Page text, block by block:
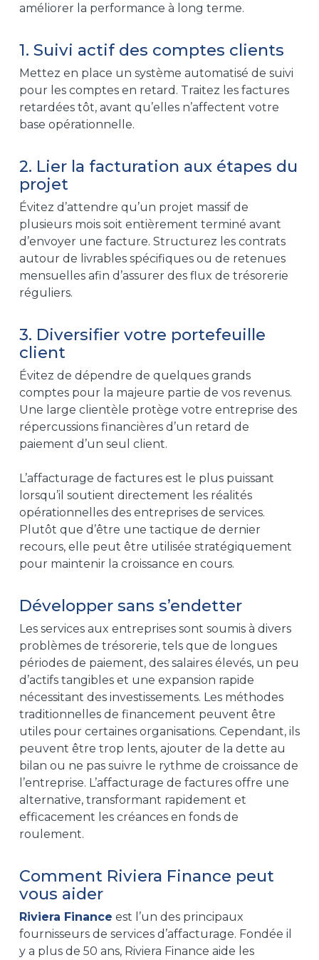
améliorer la performance à long terme.
1. Suivi actif des comptes clients
Mettez en place un système automatisé de suivi
pour les comptes en retard. Traitez les factures
retardées tôt, avant qu’elles n’affectent votre
base opérationnelle.
2. Lier la facturation aux étapes du
projet
Évitez d’attendre qu’un projet massif de
plusieurs mois soit entièrement terminé avant
d’envoyer une facture. Structurez les contrats
autour de livrables spécifiques ou de retenues
mensuelles afin d’assurer des flux de trésorerie
réguliers.
3. Diversifier votre portefeuille
client
Évitez de dépendre de quelques grands
comptes pour la majeure partie de vos revenus.
Une large clientèle protège votre entreprise des
répercussions financières d’un retard de
paiement d’un seul client.
L’affacturage de factures est le plus puissant
lorsqu’il soutient directement les réalités
opérationnelles des entreprises de services.
Plutôt que d’être une tactique de dernier
recours, elle peut être utilisée stratégiquement
pour maintenir la croissance en cours.
Développer sans s’endetter
Les services aux entreprises sont soumis à divers
problèmes de trésorerie, tels que de longues
périodes de paiement, des salaires élevés, un peu
d’actifs tangibles et une expansion rapide
nécessitant des investissements. Les méthodes
traditionnelles de financement peuvent être
utiles pour certaines organisations. Cependant, ils
peuvent être trop lents, ajouter de la dette au
bilan ou ne pas suivre le rythme de croissance de
l’entreprise. L’affacturage de factures offre une
alternative, transformant rapidement et
efficacement les créances en fonds de
roulement.
Comment Riviera Finance peut
vous aider
Riviera Finance est l’un des principaux
fournisseurs de services d’affacturage. Fondée il
y a plus de 50 ans, Riviera Finance aide les